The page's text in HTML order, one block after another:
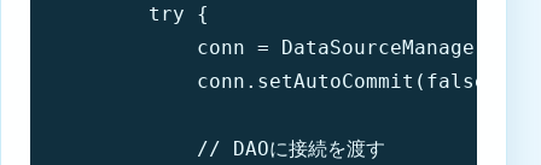
        try {
conn =
            conn.setAutoCommit(false);
            // DAOに接続を渡す